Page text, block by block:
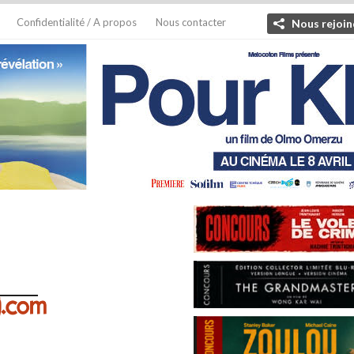
Confidentialité / A propos Nous contacter Nous